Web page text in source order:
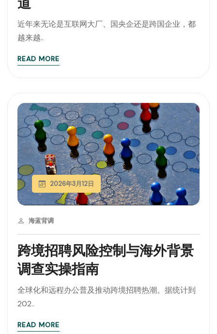
近年来无论是互联网大厂、国央企还是跨国企业，都
越来越..
READ MORE
跨境招聘风险控制与海外背景
调查实操指南
2026年3月12日
海蓝背调
全球化和远程办公普及推动跨境招聘热潮。据统计到
202..
READ MORE